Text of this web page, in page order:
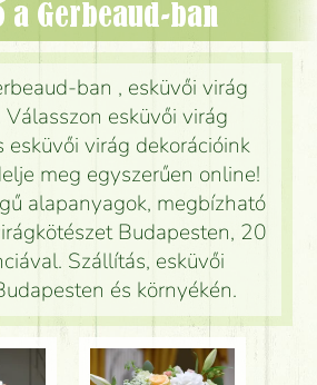
a Gerbeaud-ban
ban , esküvői virág
Válasszon esküvői virág
esküvői virág dekorációink
meg egyszerűen online!
alapanyagok, megbízható
Budapesten, 20
Szállítás, esküvői
és környékén.